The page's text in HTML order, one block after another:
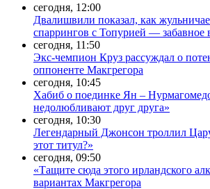
сегодня, 12:00
Двалишвили показал, как
спаррингов с Топурией — забавное
сегодня, 11:50
Экс-чемпион Круз рассуждал о
оппоненте Макгрегора
сегодня, 10:45
Хабиб о поединке Ян –
недолюбливают друг друга»
сегодня, 10:30
Легендарный Джонсон троллил
этот титул?»
сегодня, 09:50
«Тащите сюда этого ирландского
вариантах Макгрегора